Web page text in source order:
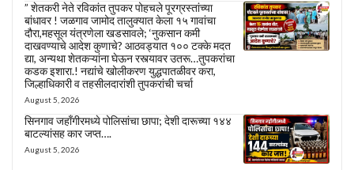
” शेतकरी नेते रविकांत तुपकर पोहचले पूरग्रस्तांच्या
बांधावर ! जळगाव जामोद तालुक्यात केला १५ गावांचा
दौरा,महसूल यंत्रणेला खडसावले; ‘नुकसान कमी
दाखवण्याचे आदेश कुणाचे? आठवड्यात १०० टक्के मदत
द्या, अन्यथा शेतकऱ्यांना घेऊन रस्त्यावर उतरू…तुपकरांचा
कडक इशारा.! नद्यांचे खोलीकरण युद्धपातळीवर करा,
जिल्हाधिकारी व तहसीलदारांशी तुपकरांची चर्चा
August 5, 2026
सिनगाव जहाँगीरमध्ये पोलिसांचा छापा; देशी दारूच्या १४४
बाटल्यांसह कार जप्त….
August 5, 2026